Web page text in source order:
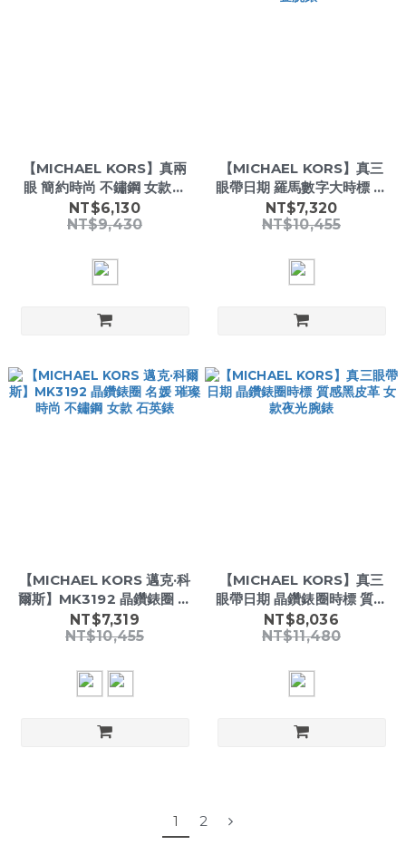
【MICHAEL KORS】真兩
眼 簡約時尚 不鏽鋼 女款腕
錶-
NT$6,130
NT$9,430
【MICHAEL KORS】真三
眼帶日期 羅馬數字大時標 不
鏽鋼奢華金腕錶-
NT$7,320
NT$10,455
【MICHAEL KORS 邁克·科
爾斯】MK3192 晶鑽錶圈 名
媛 璀璨 時尚 不鏽鋼 女款 石
英錶
NT$7,319
NT$10,455
【MICHAEL KORS】真三
眼帶日期 晶鑽錶圈時標 質感
黑皮革 女款夜光腕錶
NT$8,036
NT$11,480
1 2